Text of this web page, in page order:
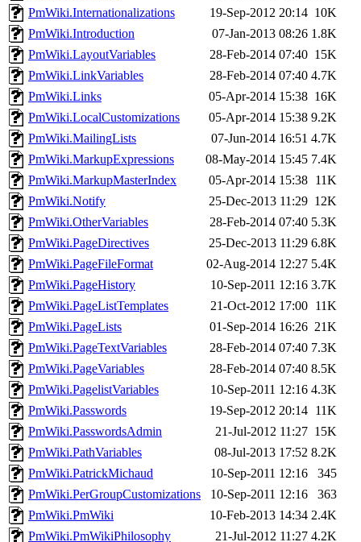
PmWiki.Internationalizations
19-Sep-2012 20:14 10K
PmWiki.Introduction
07-Jan-2013 08:26 1.8K
PmWiki.LayoutVariables
28-Feb-2014 07:40 15K
PmWiki.LinkVariables
28-Feb-2014 07:40 4.7K
PmWiki.Links
05-Apr-2014 15:38 16K
PmWiki.LocalCustomizations
05-Apr-2014 15:38 9.2K
PmWiki.MailingLists
07-Jun-2014 16:51 4.7K
PmWiki.MarkupExpressions
08-May-2014 15:45 7.4K
PmWiki.MarkupMasterIndex
05-Apr-2014 15:38 11K
PmWiki.Notify
25-Dec-2013 11:29 12K
PmWiki.OtherVariables
28-Feb-2014 07:40 5.3K
PmWiki.PageDirectives
25-Dec-2013 11:29 6.8K
PmWiki.PageFileFormat
02-Aug-2014 12:27 5.4K
PmWiki.PageHistory
10-Sep-2011 12:16 3.7K
PmWiki.PageListTemplates
21-Oct-2012 17:00 11K
PmWiki.PageLists
01-Sep-2014 16:26 21K
PmWiki.PageTextVariables
28-Feb-2014 07:40 7.3K
PmWiki.PageVariables
28-Feb-2014 07:40 8.5K
PmWiki.PagelistVariables
10-Sep-2011 12:16 4.3K
PmWiki.Passwords
19-Sep-2012 20:14 11K
PmWiki.PasswordsAdmin
21-Jul-2012 11:27 15K
PmWiki.PathVariables
08-Jul-2013 17:52 8.2K
PmWiki.PatrickMichaud
10-Sep-2011 12:16
345
PmWiki.PerGroupCustomizations
10-Sep-2011 12:16
363
PmWiki.PmWiki
10-Feb-2013 14:34 2.4K
PmWiki.PmWikiPhilosophy
21-Jul-2012 11:27 4.2K